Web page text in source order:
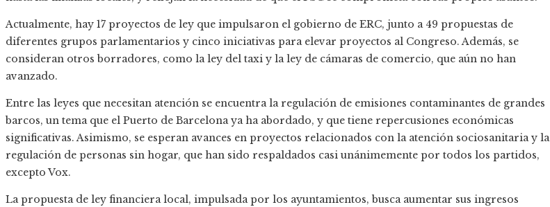
Actualmente, hay 17 proyectos de ley que impulsaron el gobierno de ERC, junto a 49 propuestas de
diferentes grupos parlamentarios y cinco iniciativas para elevar proyectos al Congreso. Además, se
consideran otros borradores, como la ley del taxi y la ley de cámaras de comercio, que aún no han
avanzado.
Entre las leyes que necesitan atención se encuentra la regulación de emisiones contaminantes de grandes
barcos, un tema que el Puerto de Barcelona ya ha abordado, y que tiene repercusiones económicas
significativas. Asimismo, se esperan avances en proyectos relacionados con la atención sociosanitaria y la
regulación de personas sin hogar, que han sido respaldados casi unánimemente por todos los partidos,
excepto Vox.
La propuesta de ley financiera local, impulsada por los ayuntamientos, busca aumentar sus ingresos